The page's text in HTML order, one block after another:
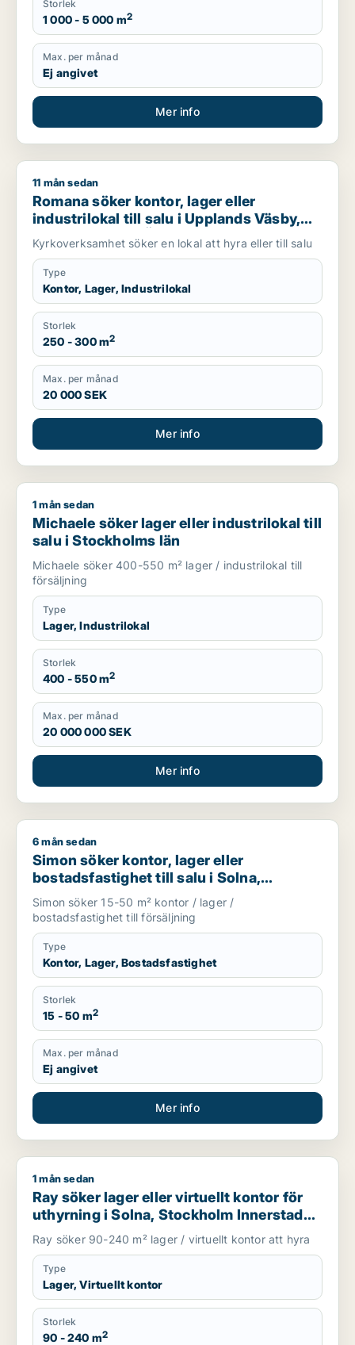
Storlek
1 000 - 5 000 m2
Max. per månad
Ej angivet
Mer info
Romana söker kontor, lager eller industrilokal till salu i
11 mån sedan
Romana söker kontor, lager eller
industrilokal till salu i Upplands Väsby,
Vallentuna eller Österåker m.fl.
Kyrkoverksamhet söker en lokal att hyra eller till salu
Type
Kontor, Lager, Industrilokal
Storlek
250 - 300 m2
Max. per månad
20 000 SEK
Mer info
Michaele söker lager eller industrilokal till salu i Stockholms
1 mån sedan
Michaele söker lager eller industrilokal till
salu i Stockholms län
Michaele söker 400-550 m² lager / industrilokal till
försäljning
Type
Lager, Industrilokal
Storlek
400 - 550 m2
Max. per månad
20 000 000 SEK
Mer info
Simon söker kontor, lager eller bostadsfastighet till salu i
6 mån sedan
Simon söker kontor, lager eller
bostadsfastighet till salu i Solna,
Stockholm Innerstad eller Kungsholmen
m.fl.
Simon söker 15-50 m² kontor / lager /
bostadsfastighet till försäljning
Type
Kontor, Lager, Bostadsfastighet
Storlek
15 - 50 m2
Max. per månad
Ej angivet
Mer info
Ray söker lager eller virtuellt kontor för uthyrning i Solna,
1 mån sedan
Ray söker lager eller virtuellt kontor för
uthyrning i Solna, Stockholm Innerstad
eller Kungsholmen m.fl.
Ray söker 90-240 m² lager / virtuellt kontor att hyra
Type
Lager, Virtuellt kontor
Storlek
90 - 240 m2